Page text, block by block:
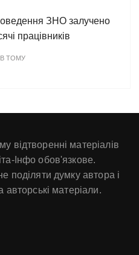
ЗНО залучено
працівників
ТОМУ
відтворенні матеріалів
Інфо обов'язкове.
поділяти думку автора і
авторські матеріали.